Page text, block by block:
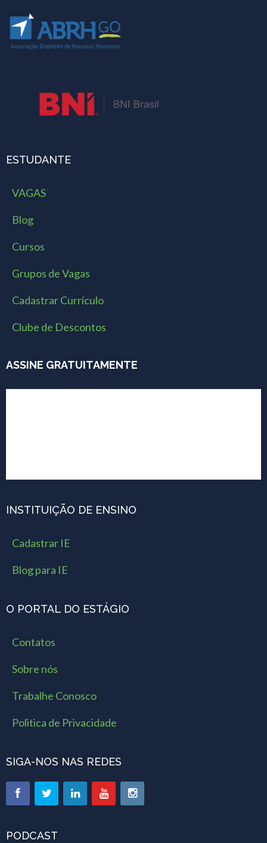
ESTUDANTE
VAGAS
Blog
Cursos
Grupos de Vagas
Cadastrar Currículo
Clube de Descontos
ASSINE GRATUITAMENTE
INSTITUIÇÃO DE ENSINO
Cadastrar IE
Blog para IE
O PORTAL DO ESTÁGIO
Contatos
Sobre nós
Trabalhe Conosco
Politica de Privacidade
SIGA-NOS NAS REDES
PODCAST